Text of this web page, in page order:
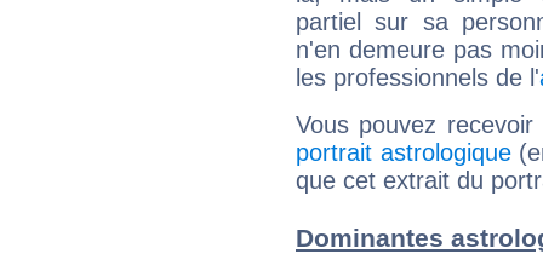
partiel sur sa
n'en demeure pas
les professionnels de l'
Vous pouvez
portrait astrologique
que cet extrait du
Dominantes